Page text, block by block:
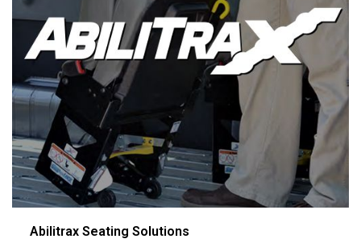
Abilitrax Seating Solutions